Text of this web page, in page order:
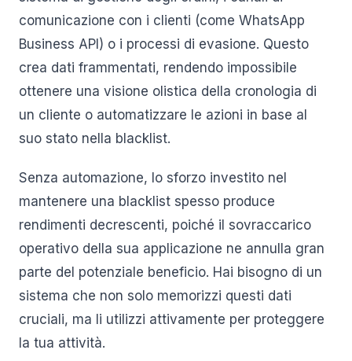
comunicazione con i clienti (come WhatsApp
Business API) o i processi di evasione. Questo
crea dati frammentati, rendendo impossibile
ottenere una visione olistica della cronologia di
un cliente o automatizzare le azioni in base al
suo stato nella blacklist.
Senza automazione, lo sforzo investito nel
mantenere una blacklist spesso produce
rendimenti decrescenti, poiché il sovraccarico
operativo della sua applicazione ne annulla gran
parte del potenziale beneficio. Hai bisogno di un
sistema che non solo memorizzi questi dati
cruciali, ma li utilizzi attivamente per proteggere
la tua attività.